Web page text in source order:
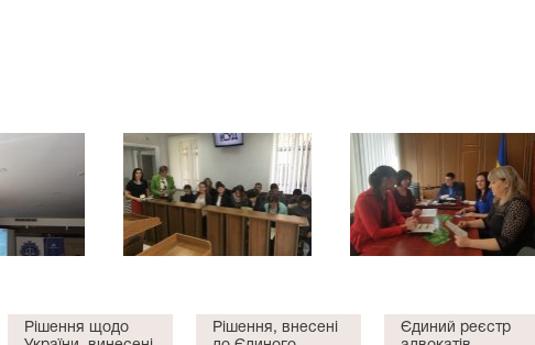
Рішення щодо
Рішення, внесені
Єдиний реєстр